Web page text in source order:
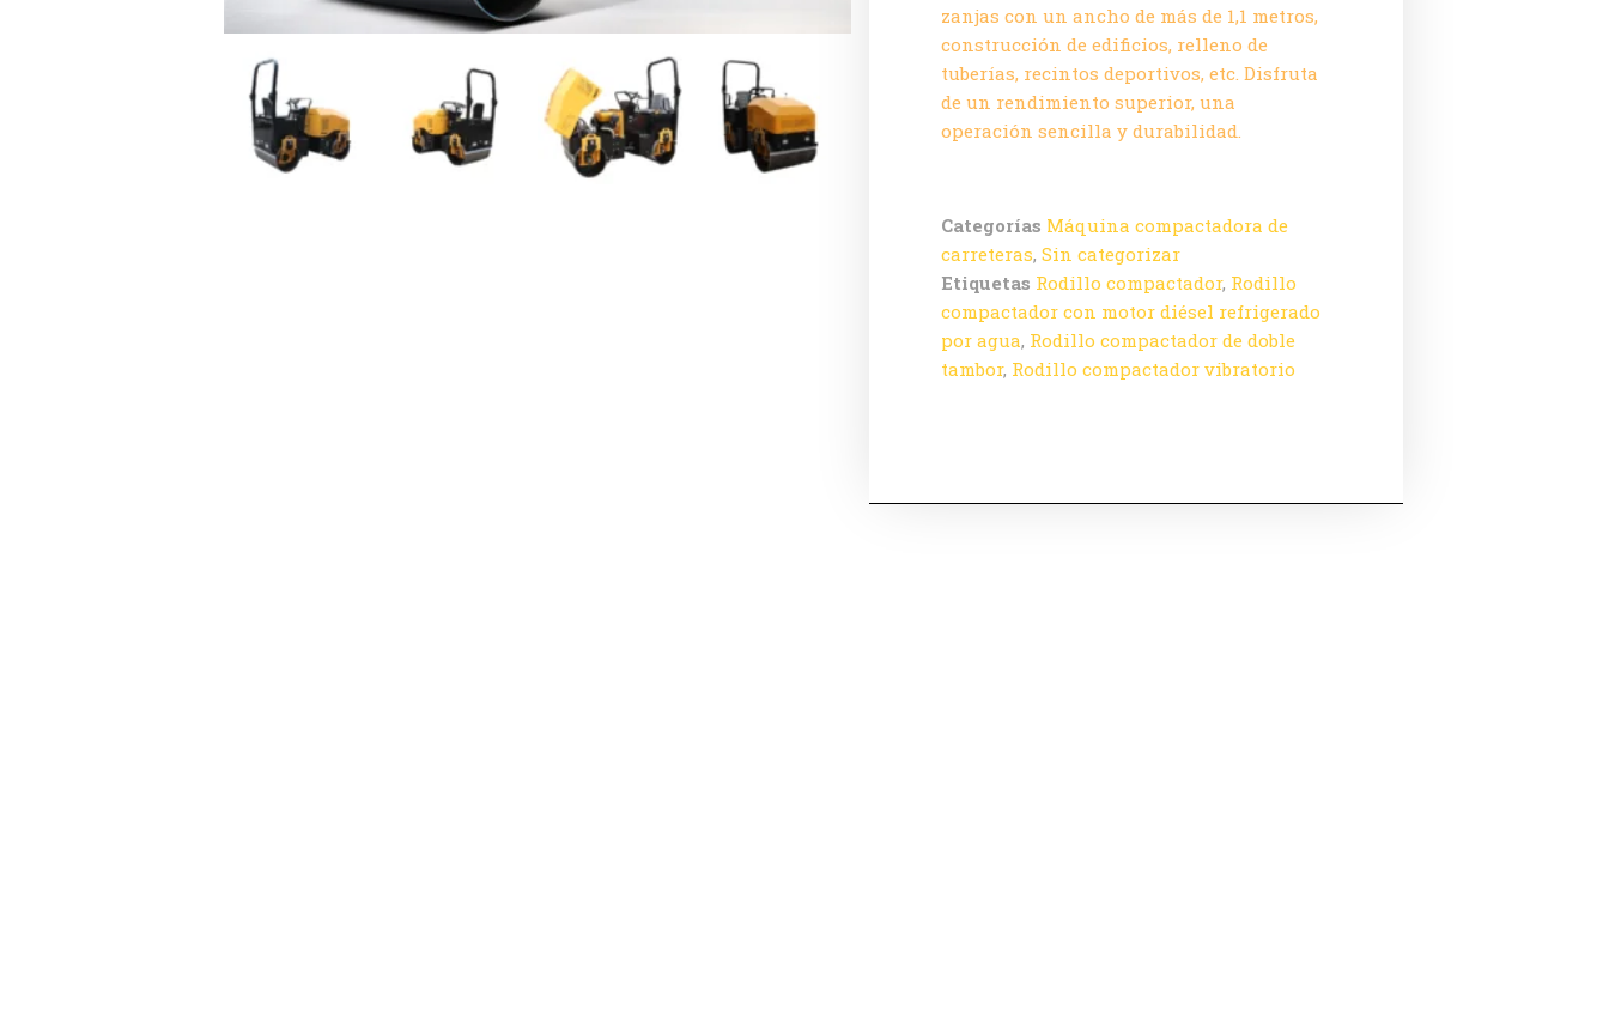
zanjas con un ancho de más de 1,1 metros,
construcción de edificios, relleno de
tuberías, recintos deportivos, etc. Disfruta
de un rendimiento superior, una
operación sencilla y durabilidad.
Categorías Máquina compactadora de
carreteras, Sin categorizar
Etiquetas Rodillo compactador, Rodillo
compactador con motor diésel refrigerado
por agua, Rodillo compactador de doble
tambor, Rodillo compactador vibratorio